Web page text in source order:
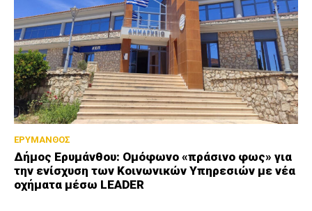
ΕΡΥΜΑΝΘΟΣ
Δήμος Ερυμάνθου: Ομόφωνο «πράσινο φως» για
την ενίσχυση των Κοινωνικών Υπηρεσιών με νέα
οχήματα μέσω LEADER